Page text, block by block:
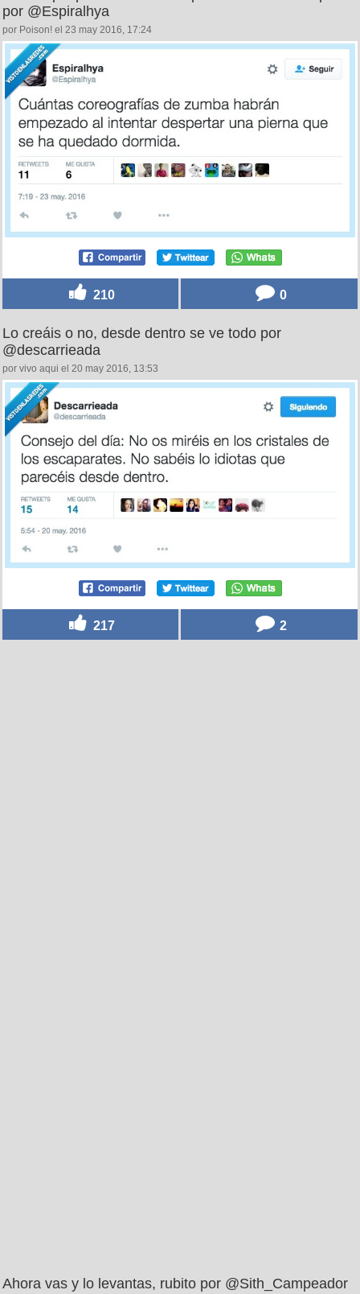
por @Espiralhya
por Poison! el 23 may 2016, 17:24
210 0
Lo creáis o no, desde dentro se ve todo por
@descarrieada
por vivo aqui el 20 may 2016, 13:53
217 2
Ahora vas y lo levantas, rubito por @Sith_Campeador